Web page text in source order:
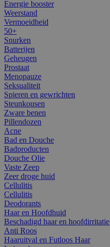
Energie booster
Weerstand
Vermoeidheid
50+
Snurken
Batterijen
Geheugen
Prostaat
Menopauze
Seksualiteit
Spieren en gewrichten
Steunkousen
Zware benen
Pillendozen
Acne
Bad en Douche
Badproducten
Douche Olie
Vaste Zeep
Zeer droge huid
Cellulitis
Cellulitis
Deodorants
Haar en Hoofdhuid
Beschadigd haar en hoofdirritatie
Anti Roos
Haaruitval en Futloos Haar